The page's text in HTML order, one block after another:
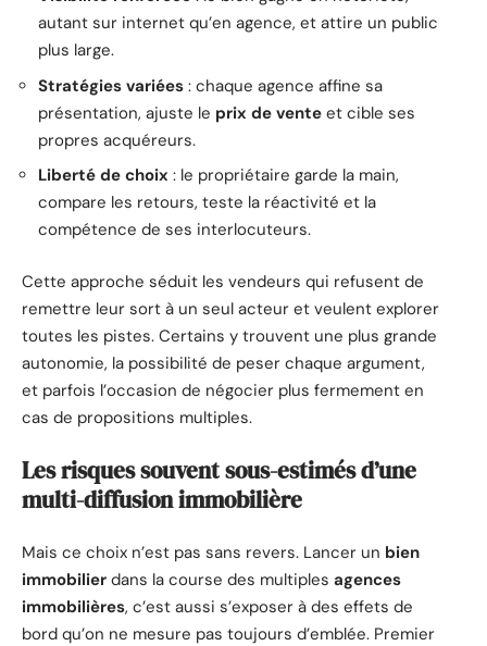
autant sur internet qu’en agence, et attire un public
plus large.
Stratégies variées : chaque agence affine sa
présentation, ajuste le prix de vente et cible ses
propres acquéreurs.
Liberté de choix : le propriétaire garde la main,
compare les retours, teste la réactivité et la
compétence de ses interlocuteurs.
Cette approche séduit les vendeurs qui refusent de
remettre leur sort à un seul acteur et veulent explorer
toutes les pistes. Certains y trouvent une plus grande
autonomie, la possibilité de peser chaque argument,
et parfois l’occasion de négocier plus fermement en
cas de propositions multiples.
Les risques souvent sous-estimés d’une
multi-diffusion immobilière
Mais ce choix n’est pas sans revers. Lancer un bien
immobilier dans la course des multiples agences
immobilières, c’est aussi s’exposer à des effets de
bord qu’on ne mesure pas toujours d’emblée. Premier